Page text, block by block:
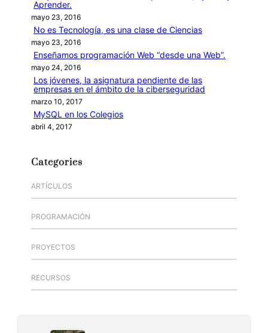
Aprender.
mayo 23, 2016
No es Tecnología, es una clase de Ciencias
mayo 23, 2016
Enseñamos programación Web “desde una Web”.
mayo 24, 2016
Los jóvenes, la asignatura pendiente de las
empresas en el ámbito de la ciberseguridad
marzo 10, 2017
MySQL en los Colegios
abril 4, 2017
Categories
ARTÍCULOS
PROGRAMACIÓN
PROYECTOS
RECURSOS